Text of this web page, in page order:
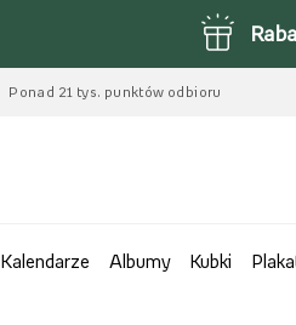
Ponad 21 tys. punktów odbioru
Kalendarze Albumy Kubki